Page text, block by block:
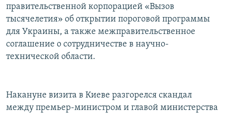
правительственной корпорацией «Вызов
тысячелетия» об открытии пороговой программы
для Украины, а также межправительственное
соглашение о сотрудничестве в научно-
технической области.
Накануне визита в Киеве разгорелся скандал
между премьер-министром и главой министерства